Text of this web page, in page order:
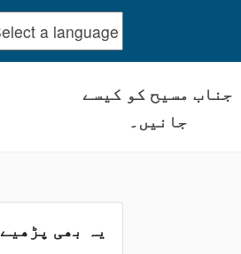
جناب مسیح کو کیسے
جانیں۔
یہ بھی پڑھیے